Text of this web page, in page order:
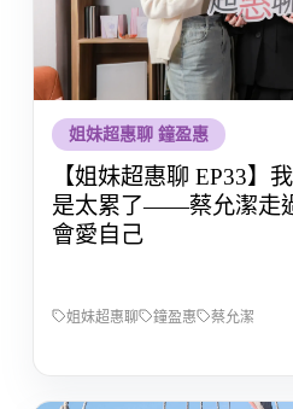
姐妹超惠聊 鐘盈惠
【姐妹超惠聊 EP33】
是太累了——蔡允潔走
會愛自己
姐妹超惠聊 鐘盈惠 蔡允潔